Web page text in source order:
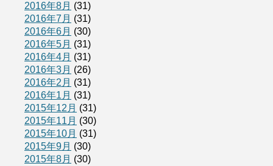
2016年8月 (31)
2016年7月 (31)
2016年6月 (30)
2016年5月 (31)
2016年4月 (31)
2016年3月 (26)
2016年2月 (31)
2016年1月 (31)
2015年12月 (31)
2015年11月 (30)
2015年10月 (31)
2015年9月 (30)
2015年8月 (30)